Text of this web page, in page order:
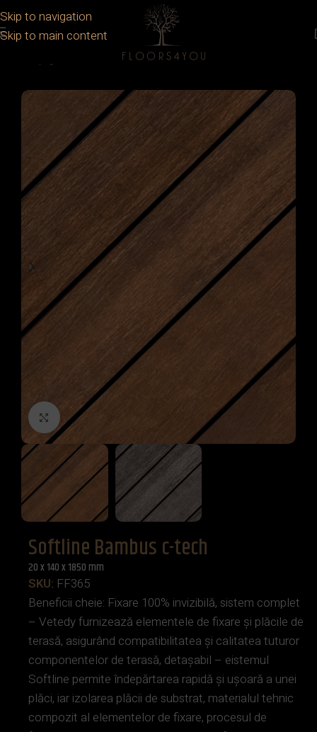
Skip to navigation
Skip to main content
Lemn exotic
Click to enlarge
Softline Bambus c-tech
20 x 140 x 1850 mm
SKU: FF365
Beneficii cheie: Fixare 100% invizibilă, sistem complet
– Vetedy furnizează elementele de fixare și plăcile de
terasă, asigurând compatibilitatea și calitatea tuturor
componentelor de terasă, detașabil – eistemul
Softline permite îndepărtarea rapidă și ușoară a unei
plăci, iar izolarea plăcii de substrat, materialul tehnic
compozit al elementelor de fixare, procesul de